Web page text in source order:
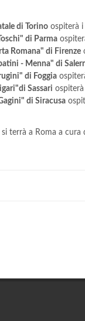
di Torino ospiterà
di Parma
Romana" di Firenze
- Menna" di
di Foggia
Sassari
di Siracusa
terrà a Roma a